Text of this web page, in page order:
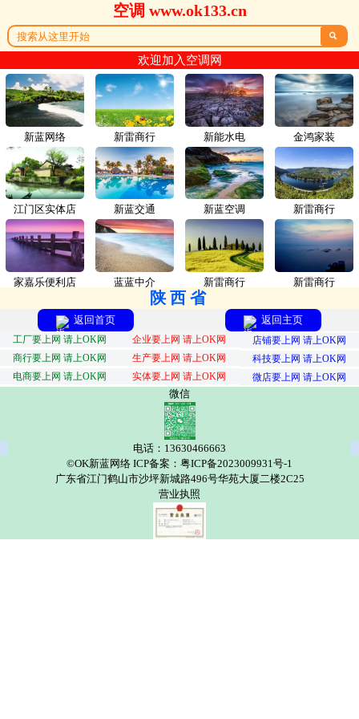
空调 www.ok133.cn

欢迎加入空调网
新蓝网络 新雷商行
江门区实体店 新蓝交通
家嘉乐便利店 蓝蓝中介
新能水电 金鸿家装
新蓝空调 新雷商行
新雷商行 新雷商行
陕西省
返回首页 返回主页
工厂要上网 请上OK网 企业要上网 请上OK网
店铺要上网 请上OK网
商行要上网 请上OK网
生产要上网 请上OK网
科技要上网 请上OK网
电商要上网 请上OK网
实体要上网 请上OK网 微店要上网 请上OK网
微信
电话：13630466663
©OK新蓝网络 ICP备案：粤ICP备2023009931号-1
广东省江门鹤山市沙坪新城路496号华苑大厦二楼2C25
营业执照